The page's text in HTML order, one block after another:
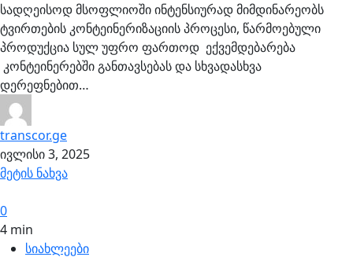
სადღეისოდ მსოფლიოში ინტენსიურად მიმდინარეობს
ტვირთების კონტეინერიზაციის პროცესი, წარმოებული
პროდუქცია სულ უფრო ფართოდ ექვემდებარება
კონტეინერებში განთავსებას და სხვადასხვა
დერეფნებით…
transcor.ge
ივლისი 3, 2025
მეტის ნახვა
0
4 min
სიახლეები